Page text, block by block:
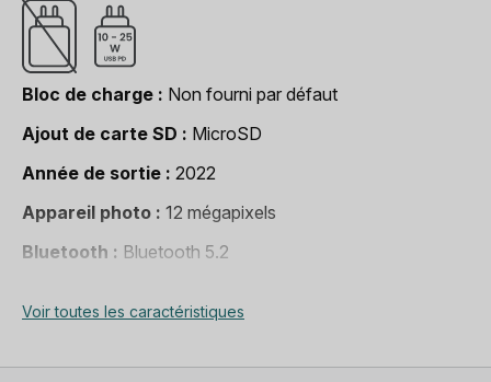
Bloc de charge
Non fourni par défaut
Ajout de carte SD
MicroSD
Année de sortie
2022
Appareil photo
12 mégapixels
Bluetooth
Bluetooth 5.2
Connecteur
USB type C
Voir toutes les caractéristiques